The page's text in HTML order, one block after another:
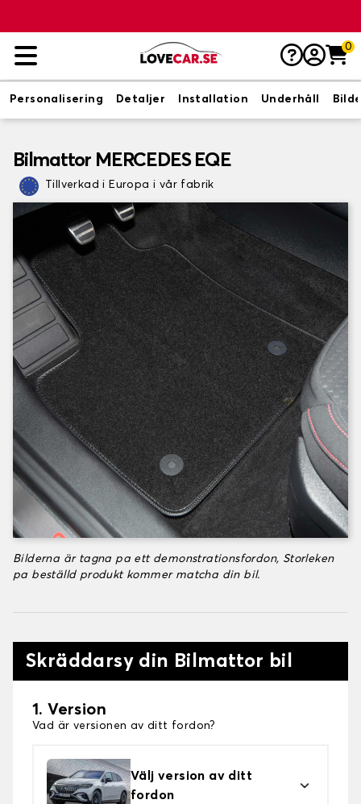
0
Personalisering Detaljer Installation Underhåll
Bilmattor MERCEDES EQE
Tillverkad i Europa i vår fabrik
Bilderna är tagna pa ett demonstrationsfordon, Storleken
pa beställd produkt kommer matcha din bil.
Skräddarsy din Bilmattor bil
1. Version
Vad är versionen av ditt fordon?
Välj version av ditt
fordon